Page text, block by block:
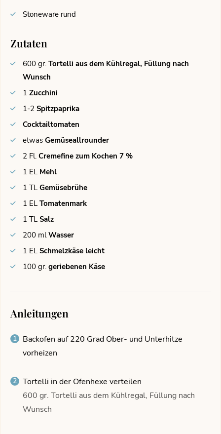
Stoneware rund
Zutaten
600 gr. Tortelli aus dem Kühlregal, Füllung nach
Wunsch
1 Zucchini
1-2 Spitzpaprika
Cocktailtomaten
etwas Gemüseallrounder
2 Fl. Cremefine zum Kochen 7 %
1 EL Mehl
1 TL Gemüsebrühe
1 EL Tomatenmark
1 TL Salz
200 ml Wasser
1 EL Schmelzkäse leicht
100 gr. geriebenen Käse
Anleitungen
Backofen auf 220 Grad Ober- und Unterhitze
vorheizen
Tortelli in der Ofenhexe verteilen
600 gr. Tortelli aus dem Kühlregal, Füllung nach
Wunsch